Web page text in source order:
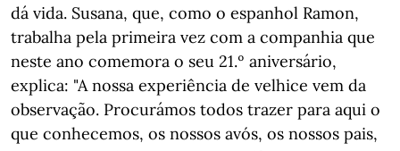
dá vida. Susana, que, como o espanhol Ramon,
trabalha pela primeira vez com a companhia que
neste ano comemora o seu 21.º aniversário,
explica: "A nossa experiência de velhice vem da
observação. Procurámos todos trazer para aqui o
que conhecemos, os nossos avós, os nossos pais,